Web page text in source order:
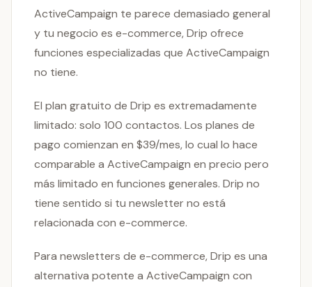
ActiveCampaign te parece demasiado general
y tu negocio es e-commerce, Drip ofrece
funciones especializadas que ActiveCampaign
no tiene.
El plan gratuito de Drip es extremadamente
limitado: solo 100 contactos. Los planes de
pago comienzan en $39/mes, lo cual lo hace
comparable a ActiveCampaign en precio pero
más limitado en funciones generales. Drip no
tiene sentido si tu newsletter no está
relacionada con e-commerce.
Para newsletters de e-commerce, Drip es una
alternativa potente a ActiveCampaign con